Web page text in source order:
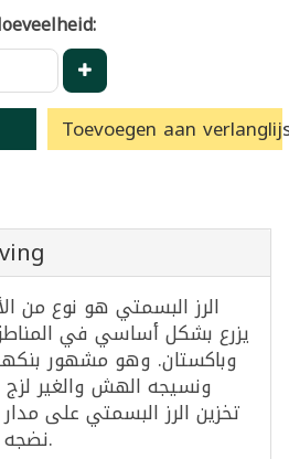
Toevoegen aan
الرز البسمتي هو نوع من
يزرع بشكل أساسي في
وباكستان. وهو مشهور
ونسيجه الهش والغير
تخزين الرز البسمتي على مدار
نضجه وتعزيز نكهته وعطره.